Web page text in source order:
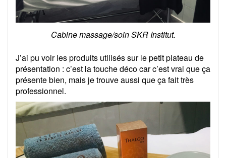
Cabine massage/soin SKR Institut.
J’ai pu voir les produits utilisés sur le petit plateau de
présentation : c’est la touche déco car c’est vrai que ça
présente bien, mais je trouve aussi que ça fait très
professionnel.